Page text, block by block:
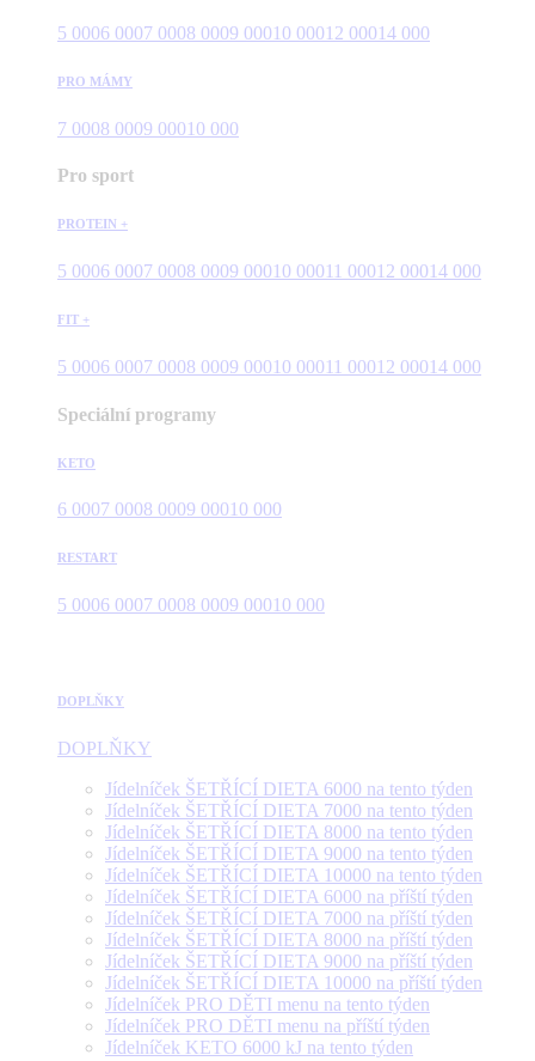
5 0006 0007 0008 0009 00010 00012 00014 000
PRO MÁMY
7 0008 0009 00010 000
Pro sport
PROTEIN +
5 0006 0007 0008 0009 00010 00011 00012 00014 000
FIT +
5 0006 0007 0008 0009 00010 00011 00012 00014 000
Speciální programy
KETO
6 0007 0008 0009 00010 000
RESTART
5 0006 0007 0008 0009 00010 000
DOPLŇKY
DOPLŇKY
Jídelníček ŠETŘÍCÍ DIETA 6000 na tento týden
Jídelníček ŠETŘÍCÍ DIETA 7000 na tento týden
Jídelníček ŠETŘÍCÍ DIETA 8000 na tento týden
Jídelníček ŠETŘÍCÍ DIETA 9000 na tento týden
Jídelníček ŠETŘÍCÍ DIETA 10000 na tento týden
Jídelníček ŠETŘÍCÍ DIETA 6000 na příští týden
Jídelníček ŠETŘÍCÍ DIETA 7000 na příští týden
Jídelníček ŠETŘÍCÍ DIETA 8000 na příští týden
Jídelníček ŠETŘÍCÍ DIETA 9000 na příští týden
Jídelníček ŠETŘÍCÍ DIETA 10000 na příští týden
Jídelníček PRO DĚTI menu na tento týden
Jídelníček PRO DĚTI menu na příští týden
Jídelníček KETO 6000 kJ na tento týden